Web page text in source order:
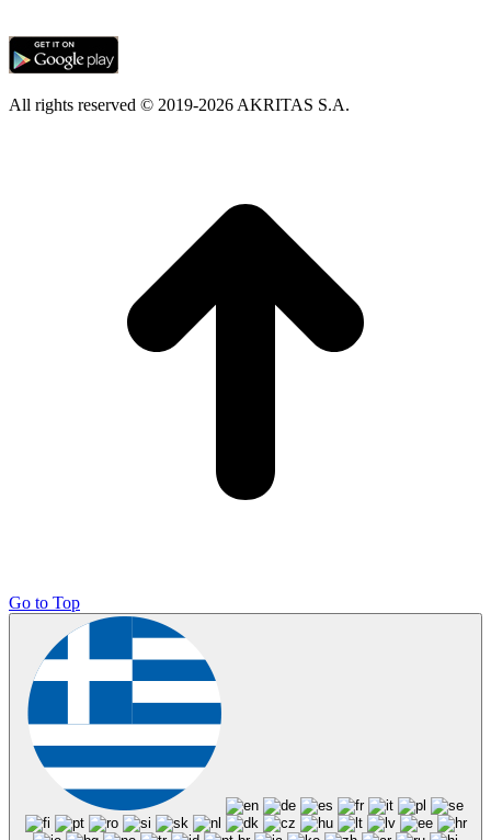
All rights reserved © 2019-2026 AKRITAS S.A.
Go to Top